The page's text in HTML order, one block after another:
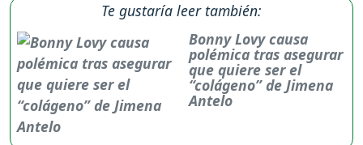
Te gustaría leer también:
Bonny Lovy causa
polémica tras asegurar
que quiere ser el
“colágeno” de Jimena
Antelo